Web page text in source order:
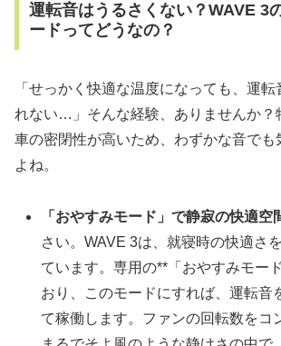
運転音はうるさくない？WAVE 3
ードってどうなの？
「せっかく快適な温度になっても、運
れない…」そんな経験、ありませんか？
車の密閉性が高いため、わずかな音でも
よね。
「おやすみモード」で静寂の快適空
さい。WAVE 3は、就寝時の快適さ
ています。専用の**「おやすみモー
おり、このモードにすれば、運転音
て稼働します。ファンの回転数をコ